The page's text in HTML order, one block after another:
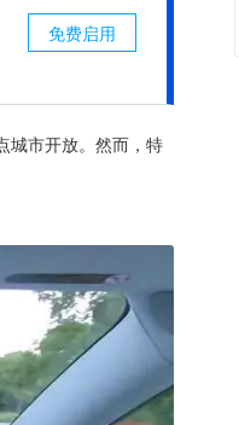
免费启用
城市开放。然而，特